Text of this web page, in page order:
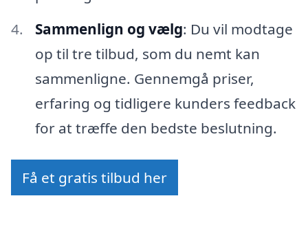
Sammenlign og vælg: Du vil modtage
op til tre tilbud, som du nemt kan
sammenligne. Gennemgå priser,
erfaring og tidligere kunders feedback
for at træffe den bedste beslutning.
Få et gratis tilbud her